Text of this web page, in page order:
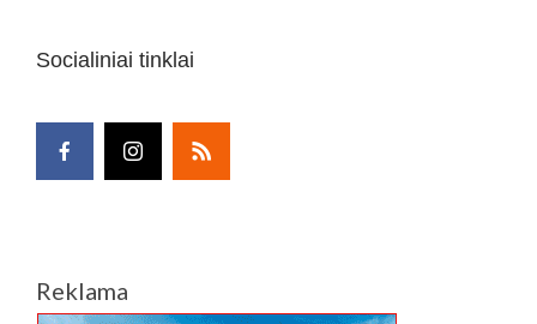
Socialiniai tinklai
Reklama